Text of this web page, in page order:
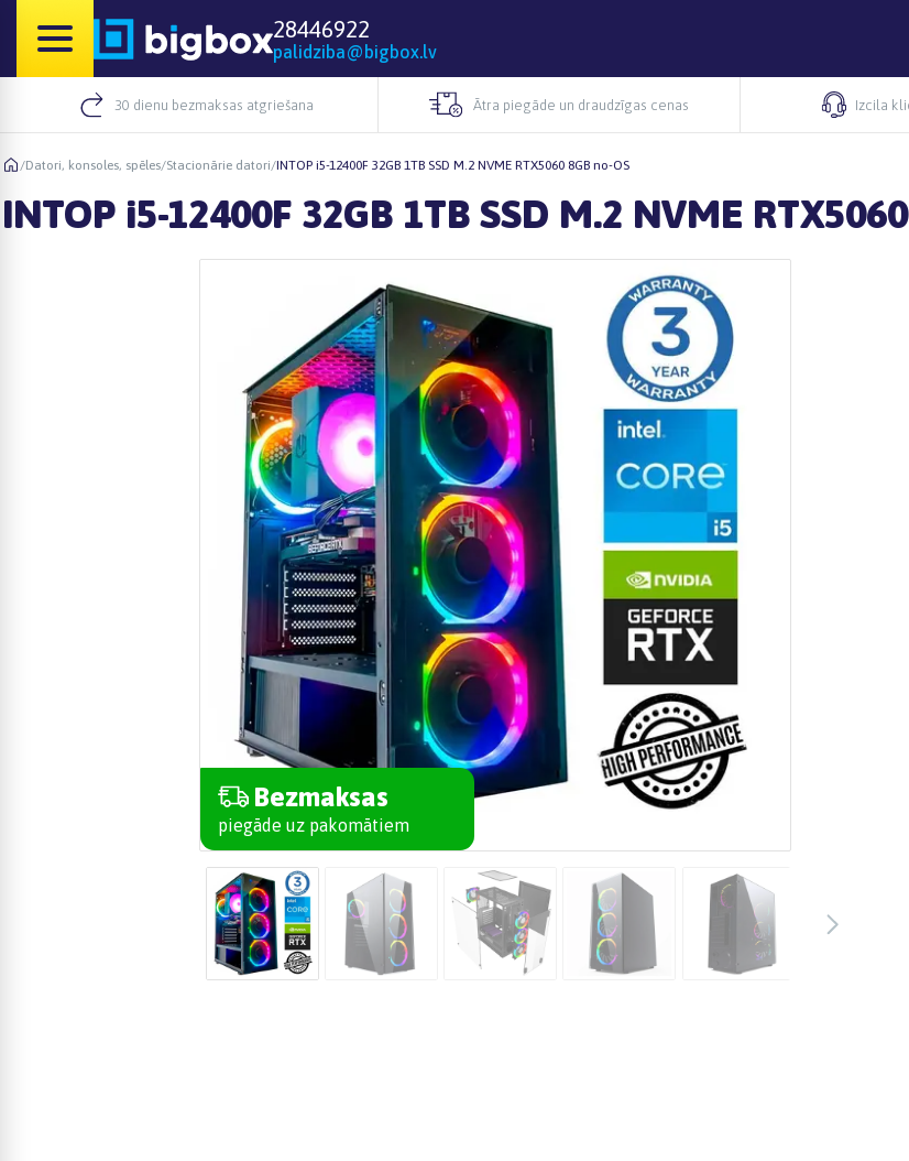
28446922
palidziba@bigbox.lv
30 dienu bezmaksas atgriešana Ātra piegāde un draudzīgas cenas Izcila
/Datori, konsoles, spēles/Stacionārie datori/INTOP i5-12400F 32GB 1TB SSD M.2 NVME RTX5060 8GB no-OS
INTOP i5-12400F 32GB 1TB SSD M.2 NVME
Bezmaksas
piegāde uz pakomātiem